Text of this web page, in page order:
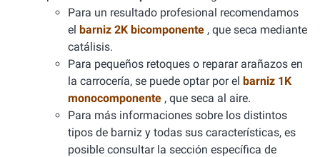
Para un resultado profesional recomendamos
el barniz 2K bicomponente , que seca mediante
catálisis.
Para pequeños retoques o reparar arañazos en
la carrocería, se puede optar por el barniz 1K
monocomponente , que seca al aire.
Para más informaciones sobre los distintos
tipos de barniz y todas sus características, es
posible consultar la sección específica de